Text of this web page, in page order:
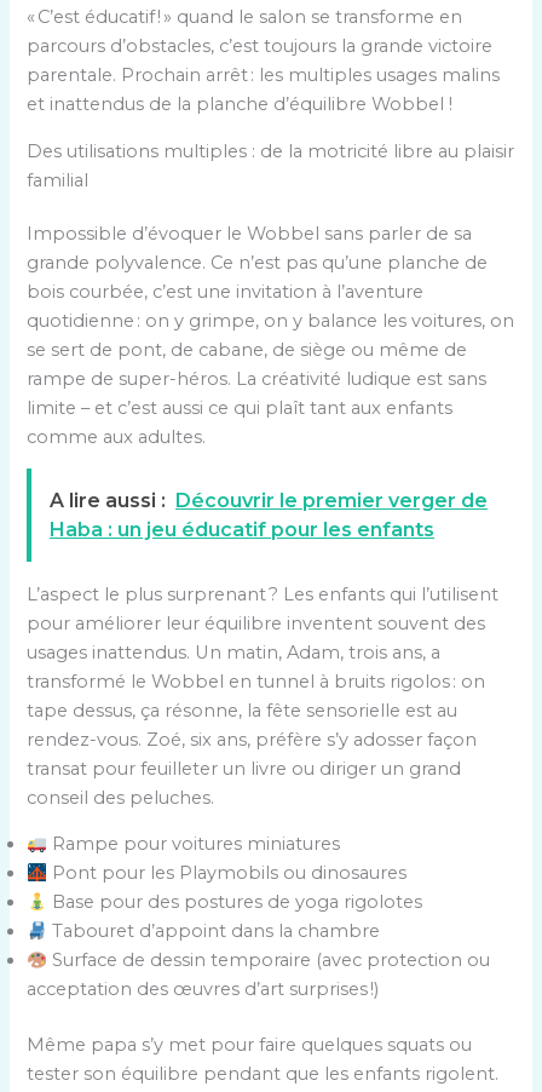
« C’est éducatif ! » quand le salon se transforme en
parcours d’obstacles, c’est toujours la grande victoire
parentale. Prochain arrêt : les multiples usages malins
et inattendus de la planche d’équilibre Wobbel !
Des utilisations multiples : de la motricité libre au plaisir
familial
Impossible d’évoquer le Wobbel sans parler de sa
grande polyvalence. Ce n’est pas qu’une planche de
bois courbée, c’est une invitation à l’aventure
quotidienne : on y grimpe, on y balance les voitures, on
se sert de pont, de cabane, de siège ou même de
rampe de super-héros. La créativité ludique est sans
limite – et c’est aussi ce qui plaît tant aux enfants
comme aux adultes.
A lire aussi : Découvrir le premier verger de
Haba : un jeu éducatif pour les enfants
L’aspect le plus surprenant ? Les enfants qui l’utilisent
pour améliorer leur équilibre inventent souvent des
usages inattendus. Un matin, Adam, trois ans, a
transformé le Wobbel en tunnel à bruits rigolos : on
tape dessus, ça résonne, la fête sensorielle est au
rendez-vous. Zoé, six ans, préfère s’y adosser façon
transat pour feuilleter un livre ou diriger un grand
conseil des peluches.
Rampe pour voitures miniatures
Pont pour les Playmobils ou dinosaures
Base pour des postures de yoga rigolotes
Tabouret d’appoint dans la chambre
Surface de dessin temporaire (avec protection ou
acceptation des œuvres d’art surprises !)
Même papa s’y met pour faire quelques squats ou
tester son équilibre pendant que les enfants rigolent.